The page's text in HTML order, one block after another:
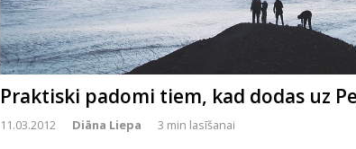
Praktiski padomi tiem, kad dodas uz
11.03.2012 Diāna Liepa 3 min lasīšanai